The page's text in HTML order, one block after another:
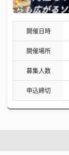
開催日時
開催場所
募集人数
申込締切